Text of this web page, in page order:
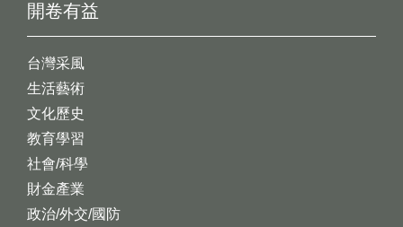
開卷有益
台灣采風
生活藝術
文化歷史
教育學習
社會/科學
財金產業
政治/外交/國防